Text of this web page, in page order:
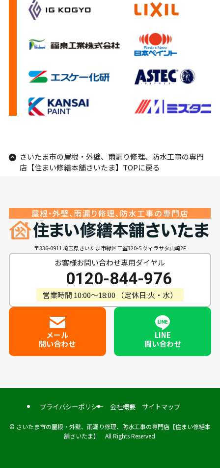
さいたま市の屋根・外壁、雨漏り修理、防水工事の専門
店【住まい修繕本舗さいたま】TOPに戻る
〒336-0911 埼玉県さいたま市緑区三室320-5 ヴィラサタ山崎2F
お客様お問い合わせ専用ダイヤル
0120-844-976
営業時間 10:00〜18:00 （定休日:火・水）
メール
問い合わせ
LINE
問い合わせ
プライバシーポリシー 会社概要 サイトマップ
© さいたま市の屋根・外壁、雨漏り修理、防水工事の専門店【住まい修繕本
舗さいたま】 All Rights Reserved.